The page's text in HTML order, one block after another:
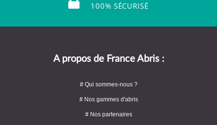
100% SÉCURISÉ
A propos de France Abris :
# Qui sommes-nous ?
# Nos gammes d'abris
# Nos partenaires